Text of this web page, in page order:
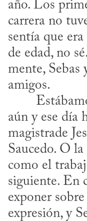
año. Los
carrera no
sentía que
de edad, no
mente, Sebas
amigos.
aún y ese día
magistrade
Saucedo. O
como el
siguiente. En
exponer
expresión, y